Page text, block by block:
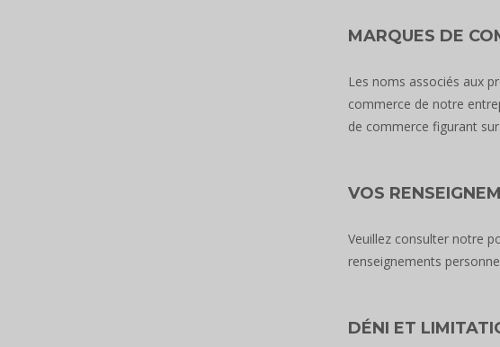
MARQUES DE
Les noms associés aux
commerce de notre
de commerce figurant
VOS
Veuillez consulter notre
renseignements
DÉNI ET